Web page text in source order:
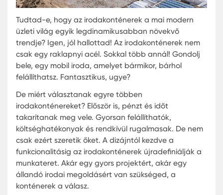
Tudtad-e, hogy az irodakonténerek a mai
üzleti világ egyik legdinamikusabban növekvő
trendje? Igen, jól hallottad! Az irodakonténerek
csak egy raklapnyi acél. Sokkal több annál!
bele, egy mobil iroda, amelyet bármikor, bárhol
felállíthatsz. Fantasztikus, ugye?